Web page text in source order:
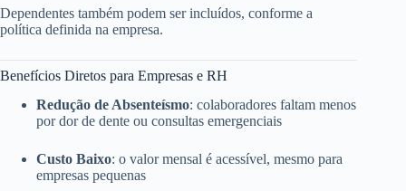
Dependentes também podem ser incluídos, conforme a
política definida na empresa.
Benefícios Diretos para Empresas e RH
Redução de Absenteísmo: colaboradores faltam menos
por dor de dente ou consultas emergenciais
Custo Baixo: o valor mensal é acessível, mesmo para
empresas pequenas